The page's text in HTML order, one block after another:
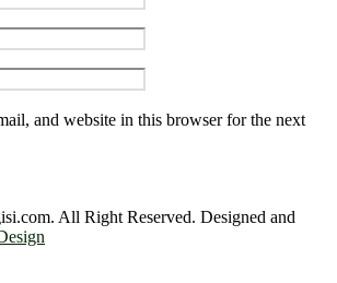
and website in this browser for the next
All Right Reserved. Designed and